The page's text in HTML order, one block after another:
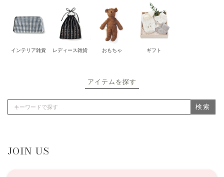
インテリア雑貨 レディース雑貨 おもちゃ ギフト
アイテムを探す
検索
JOIN US